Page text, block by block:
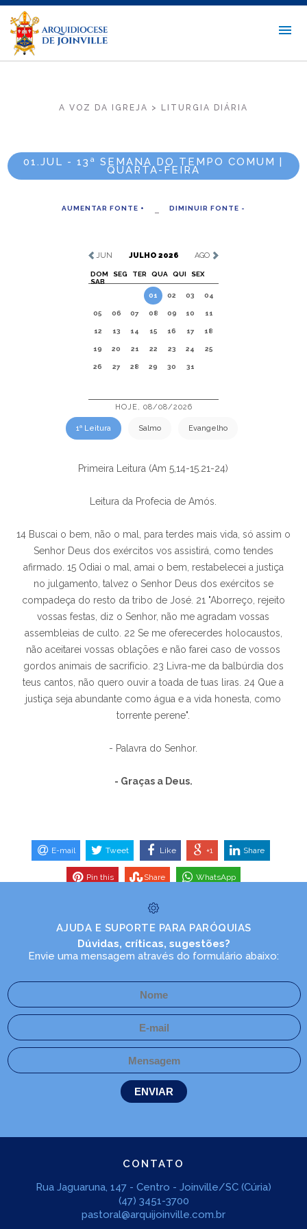
A VOZ DA IGREJA > LITURGIA DIÁRIA
01.JUL - 13ª SEMANA DO TEMPO COMUM |
QUARTA-FEIRA
AUMENTAR FONTE + DIMINUIR FONTE -
JUN JULHO 2026 AGO
DOM SEG TER QUA QUI
SEX
SAB
01
02 03 04
05 06 07 08 09 10 11
12 13 14 15 16 17 18
19 20 21 22 23 24 25
26 27 28 29 30 31
HOJE, 08/08/2026
1ª Leitura Salmo Evangelho
Primeira Leitura (Am 5,14-15.21-24)
Leitura da Profecia de Amós.
14 Buscai o bem, não o mal, para terdes mais vida, só assim o
Senhor Deus dos exércitos vos assistirá, como tendes
afirmado. 15 Odiai o mal, amai o bem, restabelecei a justiça
no julgamento, talvez o Senhor Deus dos exércitos se
compadeça do resto da tribo de José. 21 "Aborreço, rejeito
vossas festas, diz o Senhor, não me agradam vossas
assembleias de culto. 22 Se me oferecerdes holocaustos,
não aceitarei vossas oblações e não farei caso de vossos
gordos animais de sacrifício. 23 Livra-me da balbúrdia dos
teus cantos, não quero ouvir a toada de tuas liras. 24 Que a
justiça seja abundante como água e a vida honesta, como
torrente perene".
- Palavra do Senhor.
- Graças a Deus.
E-mail Tweet Like +1 Share
Pin this Share WhatsApp
AJUDA E SUPORTE PARA PARÓQUIAS
Dúvidas, críticas, sugestões?
Envie uma mensagem através do formulário abaixo:
CONTATO
Rua Jaguaruna, 147 - Centro - Joinville/SC (Cúria)
(47) 3451-3700
pastoral@arquijoinville.com.br